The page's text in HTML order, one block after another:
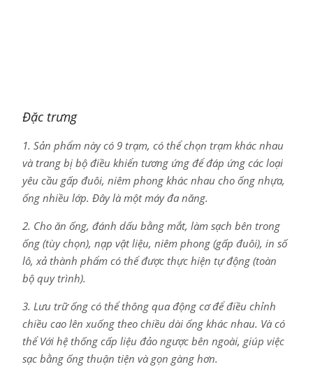
Đặc trưng
1. Sản phẩm này có 9 trạm, có thể chọn trạm khác nhau
và trang bị bộ điều khiển tương ứng để đáp ứng các loại
yêu cầu gấp đuôi, niêm phong khác nhau cho ống nhựa,
ống nhiều lớp. Đây là một máy đa năng.
2. Cho ăn ống, đánh dấu bằng mắt, làm sạch bên trong
ống (tùy chọn), nạp vật liệu, niêm phong (gấp đuôi), in số
lô, xả thành phẩm có thể được thực hiện tự động (toàn
bộ quy trình).
3. Lưu trữ ống có thể thông qua động cơ để điều chỉnh
chiều cao lên xuống theo chiều dài ống khác nhau. Và có
thể Với hệ thống cấp liệu đảo ngược bên ngoài, giúp việc
sạc bằng ống thuận tiện và gọn gàng hơn.